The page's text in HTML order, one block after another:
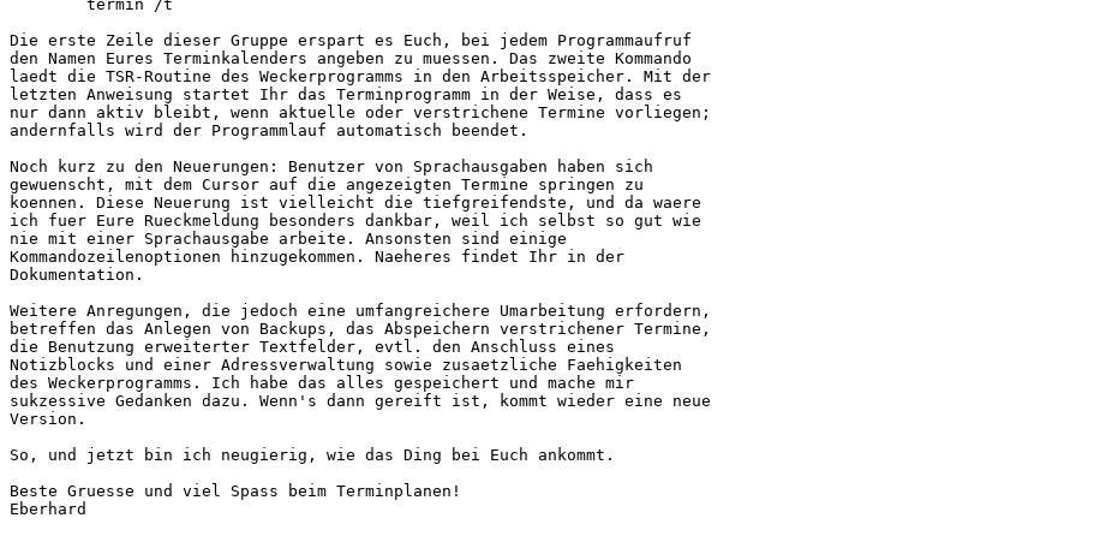
Die erste Zeile dieser Gruppe erspart es Euch, bei jedem Programmaufruf
den Namen Eures Terminkalenders angeben zu muessen. Das zweite Kommando
laedt die TSR-Routine des Weckerprogramms in den Arbeitsspeicher. Mit der
letzten Anweisung startet Ihr das Terminprogramm in der Weise, dass es
nur dann aktiv bleibt, wenn aktuelle oder verstrichene Termine vorliegen;
andernfalls wird der Programmlauf automatisch beendet.
Noch kurz zu den Neuerungen: Benutzer von Sprachausgaben haben sich
gewuenscht, mit dem Cursor auf die angezeigten Termine springen zu
koennen. Diese Neuerung ist vielleicht die tiefgreifendste, und da waere
ich fuer Eure Rueckmeldung besonders dankbar, weil ich selbst so gut wie
nie mit einer Sprachausgabe arbeite. Ansonsten sind einige
Kommandozeilenoptionen hinzugekommen. Naeheres findet Ihr in der
Dokumentation.
Weitere Anregungen, die jedoch eine umfangreichere Umarbeitung erfordern,
betreffen das Anlegen von Backups, das Abspeichern verstrichener Termine,
die Benutzung erweiterter Textfelder, evtl. den Anschluss eines
Notizblocks und einer Adressverwaltung sowie zusaetzliche Faehigkeiten
des Weckerprogramms. Ich habe das alles gespeichert und mache mir
sukzessive Gedanken dazu. Wenn's dann gereift ist, kommt wieder eine neue
Version.
So, und jetzt bin ich neugierig, wie das Ding bei Euch ankommt.
Beste Gruesse und viel Spass beim Terminplanen!
Eberhard